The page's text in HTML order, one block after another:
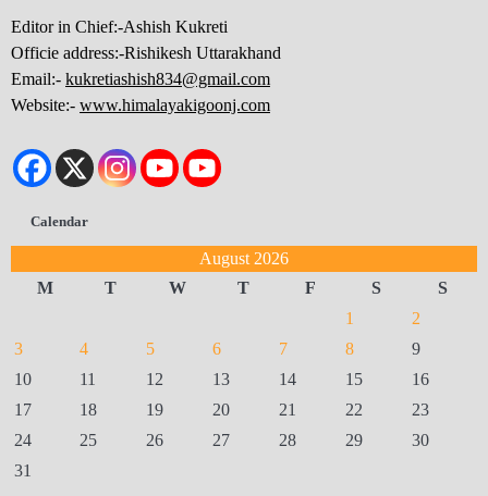
Editor in Chief:-Ashish Kukreti
Officie address:-Rishikesh Uttarakhand
Email:- kukretiashish834@gmail.com
Website:- www.himalayakigoonj.com
Calendar
August 2026
M
T W T F S
S
1
2
3
4 5 6 7 8
9
10
11 12 13 14 15
16
17
18 19 20 21 22
23
24
25 26 27 28 29
30
31